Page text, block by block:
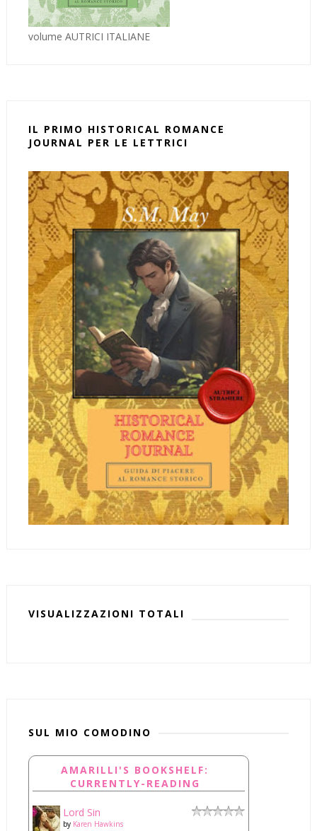
volume AUTRICI ITALIANE
IL PRIMO HISTORICAL ROMANCE
JOURNAL PER LE LETTRICI
VISUALIZZAZIONI TOTALI
SUL MIO COMODINO
AMARILLI'S BOOKSHELF:
CURRENTLY-READING
Lord Sin
by Karen Hawkins